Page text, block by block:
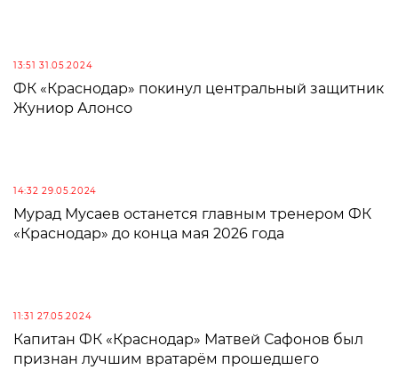
13:51 31.05.2024
ФК «Краснодар» покинул центральный защитник
Жуниор Алонсо
14:32 29.05.2024
Мурад Мусаев останется главным тренером ФК
«Краснодар» до конца мая 2026 года
11:31 27.05.2024
Капитан ФК «Краснодар» Матвей Сафонов был
признан лучшим вратарём прошедшего